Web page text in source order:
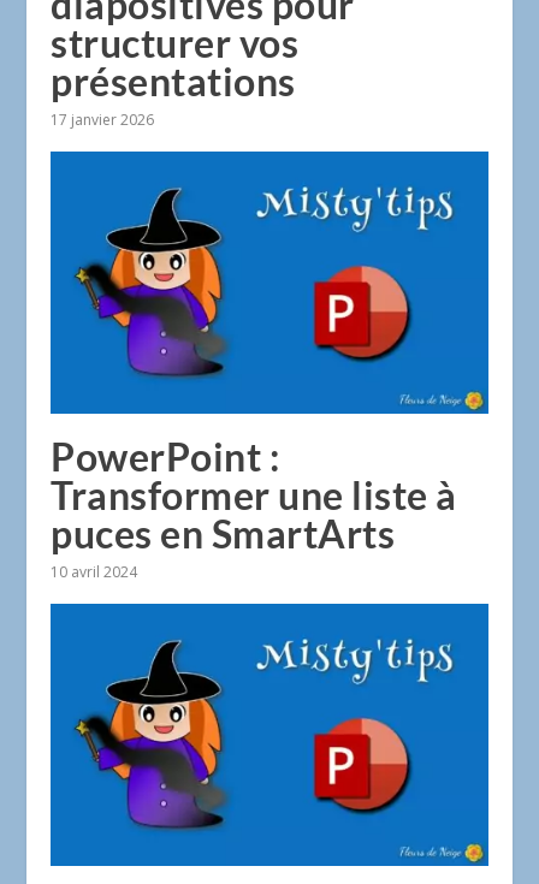
structurer vos
présentations
17 janvier 2026
PowerPoint :
Transformer une liste à
puces en SmartArts
10 avril 2024